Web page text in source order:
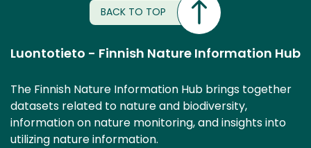
BACK TO TOP
Luontotieto - Finnish Nature Information Hub
The Finnish Nature Information Hub brings together
datasets related to nature and biodiversity,
information on nature monitoring, and insights into
utilizing nature information.